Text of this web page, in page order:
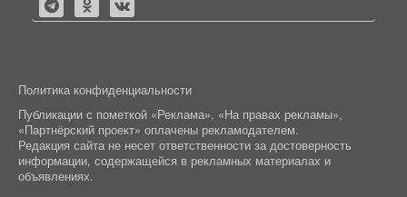
Политика конфиденциальности
Публикации с пометкой «Реклама», «На правах рекламы»,
«Партнёрский проект» оплачены рекламодателем.
Редакция сайта не несет ответственности за достоверность
информации, содержащейся в рекламных материалах и
объявлениях.